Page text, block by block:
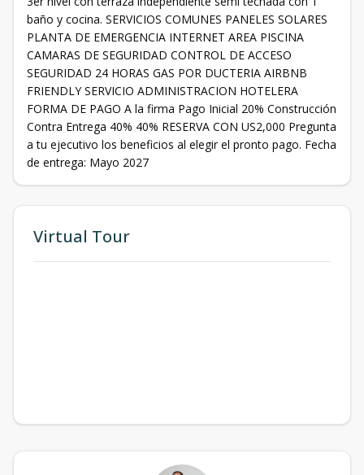
baño y cocina. SERVICIOS COMUNES PANELES SOLARES
PLANTA DE EMERGENCIA INTERNET AREA PISCINA
CAMARAS DE SEGURIDAD CONTROL DE ACCESO
SEGURIDAD 24 HORAS GAS POR DUCTERIA AIRBNB
FRIENDLY SERVICIO ADMINISTRACION HOTELERA
FORMA DE PAGO A la firma Pago Inicial 20% Construcción
Contra Entrega 40% 40% RESERVA CON US2,000 Pregunta
a tu ejecutivo los beneficios al elegir el pronto pago. Fecha
de entrega: Mayo 2027
Virtual Tour